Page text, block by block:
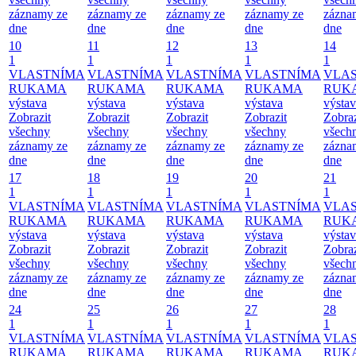
záznamy ze
dne
záznamy ze
dne
záznamy ze
dne
záznamy ze
dne
dne
10
1
VLASTNÍMA
RUKAMA
výstava
Zobrazit
všechny
záznamy ze
dne
11
1
VLASTNÍMA
RUKAMA
výstava
Zobrazit
všechny
záznamy ze
dne
12
1
VLASTNÍMA
RUKAMA
výstava
Zobrazit
všechny
záznamy ze
dne
13
1
VLASTNÍMA
RUKAMA
výstava
Zobrazit
všechny
záznamy ze
dne
14
1
dne
17
1
VLASTNÍMA
RUKAMA
výstava
Zobrazit
všechny
záznamy ze
dne
18
1
VLASTNÍMA
RUKAMA
výstava
Zobrazit
všechny
záznamy ze
dne
19
1
VLASTNÍMA
RUKAMA
výstava
Zobrazit
všechny
záznamy ze
dne
20
1
VLASTNÍMA
RUKAMA
výstava
Zobrazit
všechny
záznamy ze
dne
21
1
dne
24
1
VLASTNÍMA
RUKAMA
25
1
VLASTNÍMA
RUKAMA
26
1
VLASTNÍMA
RUKAMA
27
1
VLASTNÍMA
RUKAMA
28
1